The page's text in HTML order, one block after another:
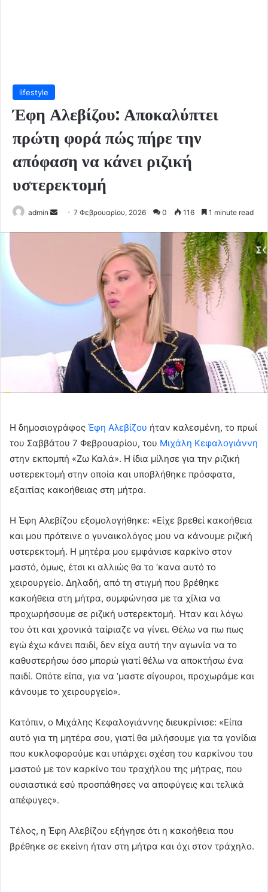
lifestyle
Έφη Αλεβίζου: Αποκαλύπτει
πρώτη φορά πώς πήρε την
απόφαση να κάνει ριζική
υστερεκτομή
admin
Send7 Φεβρουαρίου, 2026 0 116 1 minute read
Η δημοσιογράφος Έφη Αλεβίζου ήταν καλεσμένη, το πρωί
του Σαββάτου 7 Φεβρουαρίου, του Μιχάλη Κεφαλογιάννη
στην εκπομπή «Ζω Καλά». Η ίδια μίλησε για την ριζική
υστερεκτομή στην οποία και υποβλήθηκε πρόσφατα,
εξαιτίας κακοήθειας στη μήτρα.
Η Έφη Αλεβίζου εξομολογήθηκε: «Είχε βρεθεί κακοήθεια
και μου πρότεινε ο γυναικολόγος μου να κάνουμε ριζική
υστερεκτομή. Η μητέρα μου εμφάνισε καρκίνο στον
μαστό, όμως, έτσι κι αλλιώς θα το ‘κανα αυτό το
χειρουργείο. Δηλαδή, από τη στιγμή που βρέθηκε
κακοήθεια στη μήτρα, συμφώνησα με τα χίλια να
προχωρήσουμε σε ριζική υστερεκτομή. Ήταν και λόγω
του ότι και χρονικά ταίριαζε να γίνει. Θέλω να πω πως
εγώ έχω κάνει παιδί, δεν είχα αυτή την αγωνία να το
καθυστερήσω όσο μπορώ γιατί θέλω να αποκτήσω ένα
παιδί. Οπότε είπα, για να ‘μαστε σίγουροι, προχωράμε και
κάνουμε το χειρουργείο».
Κατόπιν, ο Μιχάλης Κεφαλογιάννης διευκρίνισε: «Είπα
αυτό για τη μητέρα σου, γιατί θα μιλήσουμε για τα γονίδια
που κυκλοφορούμε και υπάρχει σχέση του καρκίνου του
μαστού με τον καρκίνο του τραχήλου της μήτρας, που
ουσιαστικά εσύ προσπάθησες να αποφύγεις και τελικά
απέφυγες».
Τέλος, η Έφη Αλεβίζου εξήγησε ότι η κακοήθεια που
βρέθηκε σε εκείνη ήταν στη μήτρα και όχι στον τράχηλο.